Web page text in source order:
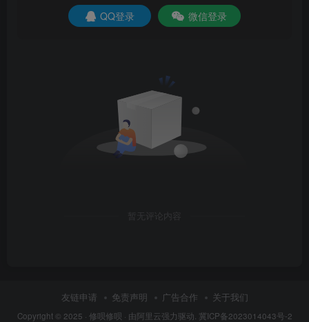
QQ登录 微信登录
暂无评论内容
友链申请 免责声明 广告合作 关于我们
Copyright © 2025 · 修呗修呗 · 由阿里云强力驱动. 冀ICP备2023014043号-2